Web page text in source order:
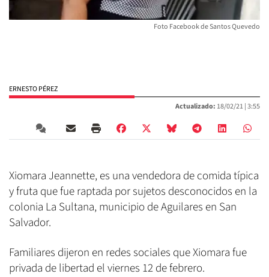
Foto Facebook de Santos Quevedo
ERNESTO PÉREZ
Actualizado: 18/02/21 |3:55
Xiomara Jeannette, es una vendedora de comida típica
y fruta que fue raptada por sujetos desconocidos en la
colonia La Sultana, municipio de Aguilares en San
Salvador.
Familiares dijeron en redes sociales que Xiomara fue
privada de libertad el viernes 12 de febrero.